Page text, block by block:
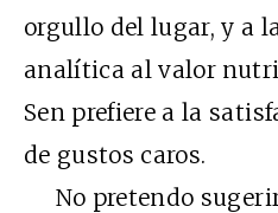
orgullo del lugar, y a
analítica al valor
Sen prefiere a la
de gustos caros.
No pretendo sugerir